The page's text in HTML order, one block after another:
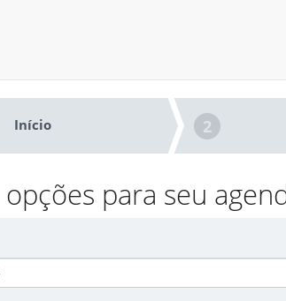
Início 2
para seu